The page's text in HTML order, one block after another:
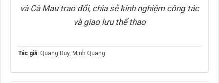
và Cà Mau trao đổi, chia sẻ kinh nghiệm công tác
và giao lưu thể thao
Tác giả: Quang Duy, Minh Quang